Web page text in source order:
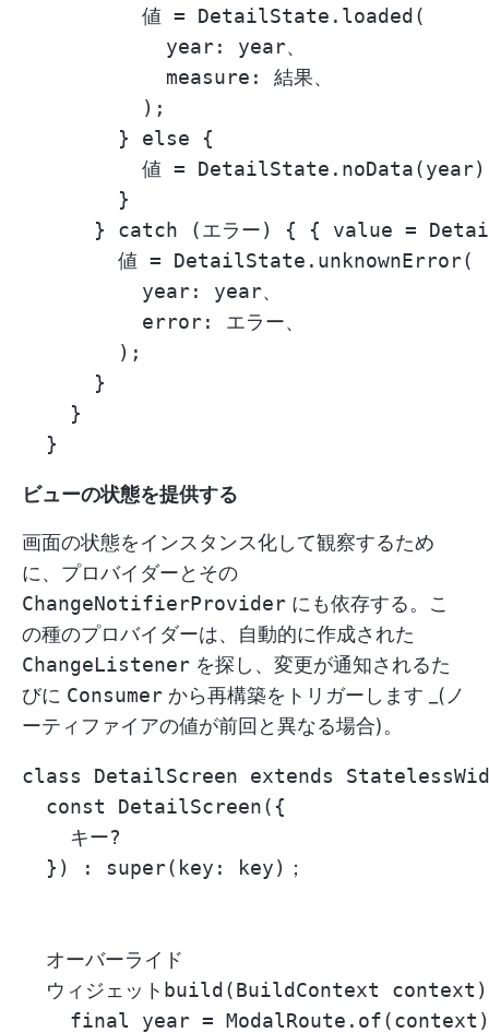
          値 = DetailState.loaded(
            year: year、
            measure: 結果、
          );
        } else {
値 = DetailState.noData(year)
        }
} catch (エラー) { { value =
        値 = DetailState.unknownError(
          year: year、
          error: エラー、
        );
      }
    }
ビューの状態を提供する
画面の状態をインスタンス化して観察するため
に、プロバイダーとその
ChangeNotifierProvider にも依存する。こ
の種のプロバイダーは、自動的に作成された
ChangeListener を探し、変更が通知されるた
びに Consumer から再構築をトリガーします _(ノ
ーティファイアの値が前回と異なる場合)。
class DetailScreen extends
  const DetailScreen({
    キー?
  }) : super(key: key)；
  オーバーライド
ウィジェットbuild(BuildContext
final year =